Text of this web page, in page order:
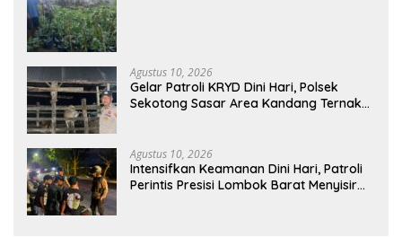
Agustus 10, 2026
Gelar Patroli KRYD Dini Hari, Polsek
Sekotong Sasar Area Kandang Ternak
Agustus 10, 2026
Intensifkan Keamanan Dini Hari, Patroli
Perintis Presisi Lombok Barat Menyisir